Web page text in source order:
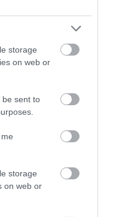
storage
on web or
be sent to
storage
on web or
része